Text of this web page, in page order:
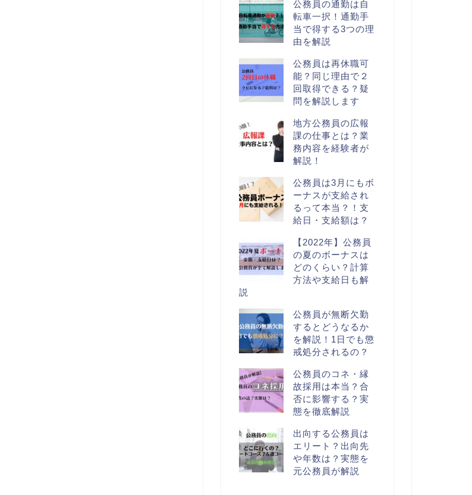
公務員の通勤は自
転車一択！通勤手
当で得する3つの理
由を解説
公務員は再休職可
能？同じ理由で２
回取得できる？疑
問を解説します
地方公務員の広報
課の仕事とは？業
務内容を経験者が
解説！
公務員は3月にもボ
ーナスが支給され
るって本当？！支
給日・支給額は？
【2022年】公務員
の夏のボーナスは
どのくらい？計算
方法や支給日も解
説
公務員が無断欠勤
するとどうなるか
を解説！1日でも懲
戒処分されるの？
公務員のコネ・縁
故採用は本当？合
否に影響する？実
態を徹底解説
出向する公務員は
エリート？出向先
や年数は？実態を
元公務員が解説